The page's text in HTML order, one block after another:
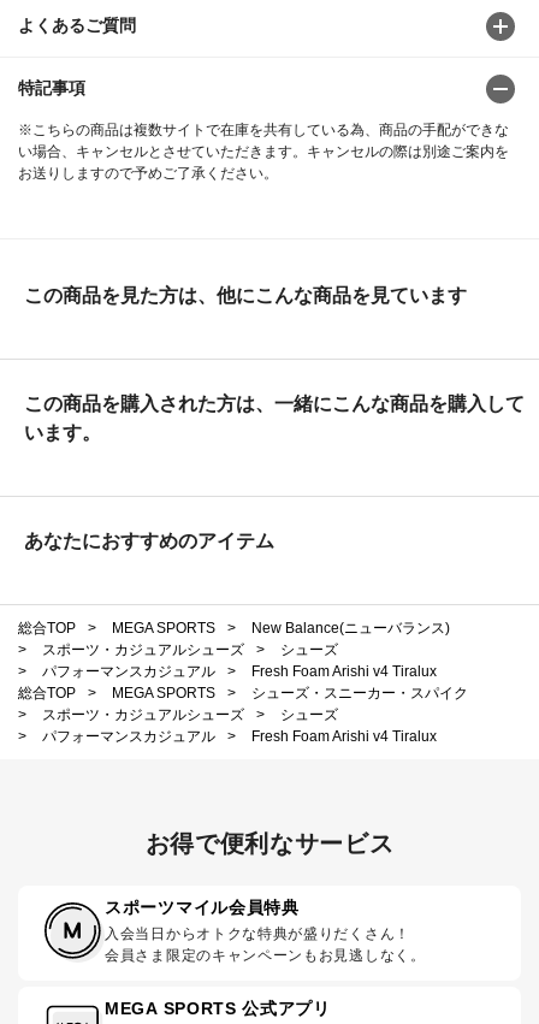
よくあるご質問
特記事項
※こちらの商品は複数サイトで在庫を共有している為、商品の手配ができな
い場合、キャンセルとさせていただきます。キャンセルの際は別途ご案内を
お送りしますので予めご了承ください。
この商品を見た方は、他にこんな商品を見ています
この商品を購入された方は、一緒にこんな商品を購入して
います。
あなたにおすすめのアイテム
総合TOP > MEGA SPORTS >
New Balance(ニューバランス)
>
スポーツ・カジュアルシューズ >
シューズ
>
パフォーマンスカジュアル >
Fresh Foam Arishi v4 Tiralux
総合TOP
> MEGA SPORTS >
シューズ・スニーカー・スパイク
>
スポーツ・カジュアルシューズ >
シューズ
>
パフォーマンスカジュアル > Fresh Foam Arishi v4 Tiralux
お得で便利なサービス
スポーツマイル会員特典
入会当日からオトクな特典が盛りだくさん！
会員さま限定のキャンペーンもお見逃しなく。
MEGA SPORTS 公式アプリ